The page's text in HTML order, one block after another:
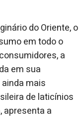
do Oriente, o
em todo o
a
em sua
mais
de laticínios
apresenta a